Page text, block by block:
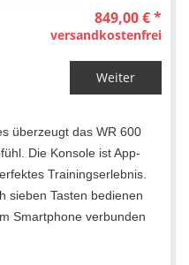
849,00 € *
versandkostenfrei
Weiter
überzeugt das WR 600
Die Konsole ist App-
Trainingserlebnis.
sieben Tasten bedienen
Smartphone verbunden